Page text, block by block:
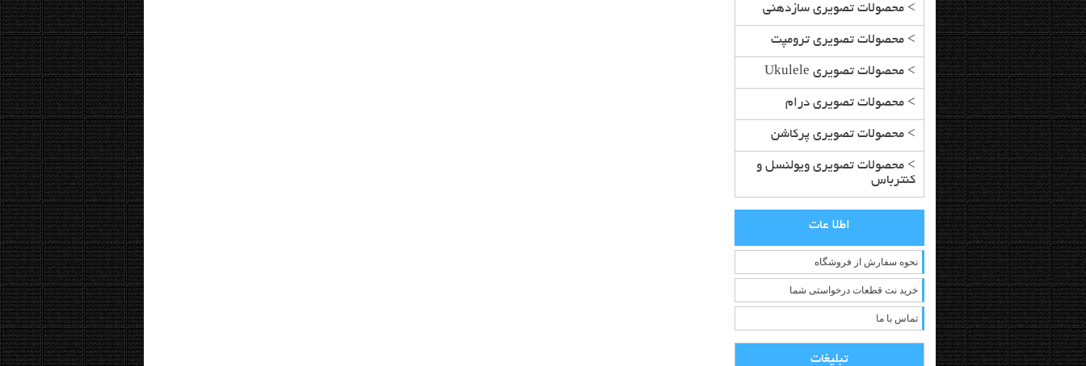
>محصولات تصویری سازدهنی
>محصولات تصویری ترومپت
>محصولات تصویری Ukulele
>محصولات تصویری درام
>محصولات تصویری پرکاشن
>محصولات تصویری ویولنسل و
کنترباس
اطلا عات
نحوه سفارش از فروشگاه
خرید نت قطعات درخواستی شما
تماس با ما
تبلیغات